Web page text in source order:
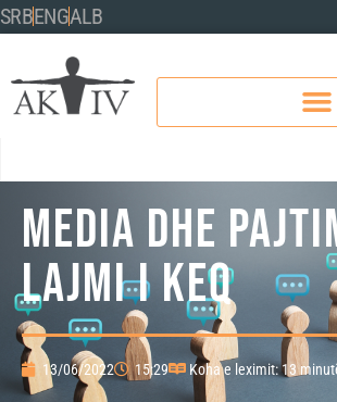
SRBENGALB
MEDIA DHE
LAJMI I KEQ
13/06/2022 15:29 Koha e leximit: 13